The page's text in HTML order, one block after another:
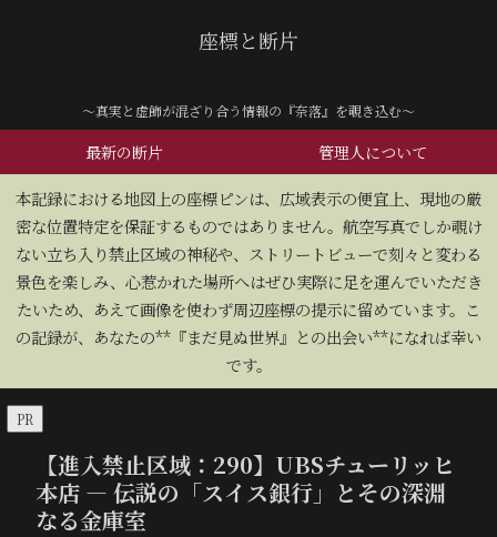
座標と断片
～真実と虚飾が混ざり合う情報の『奈落』を覗き込む～
最新の断片 管理人について
​本記録における地図上の座標ピンは、広域表示の便宜上、現地の厳
密な位置特定を保証するものではありません。航空写真でしか覗け
ない立ち入り禁止区域の神秘や、ストリートビューで刻々と変わる
景色を楽しみ、心惹かれた場所へはぜひ実際に足を運んでいただき
たいため、あえて画像を使わず周辺座標の提示に留めています。こ
の記録が、あなたの**『まだ見ぬ世界』との出会い**になれば幸い
です。
PR
【進入禁止区域：290】UBSチューリッヒ
本店 — 伝説の「スイス銀行」とその深淵
なる金庫室